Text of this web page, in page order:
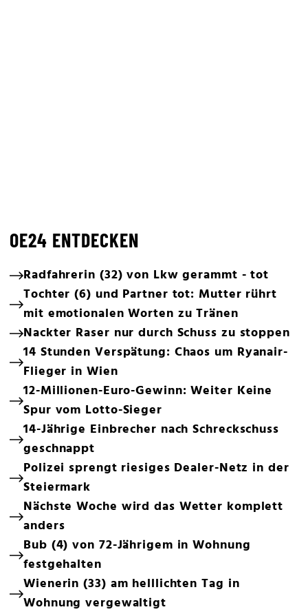
OE24 ENTDECKEN
Radfahrerin (32) von Lkw gerammt - tot
Tochter (6) und Partner tot: Mutter rührt
mit emotionalen Worten zu Tränen
Nackter Raser nur durch Schuss zu stoppen
14 Stunden Verspätung: Chaos um Ryanair-
Flieger in Wien
12-Millionen-Euro-Gewinn: Weiter Keine
Spur vom Lotto-Sieger
14-Jährige Einbrecher nach Schreckschuss
geschnappt
Polizei sprengt riesiges Dealer-Netz in der
Steiermark
Nächste Woche wird das Wetter komplett
anders
Bub (4) von 72-Jährigem in Wohnung
festgehalten
Wienerin (33) am helllichten Tag in
Wohnung vergewaltigt